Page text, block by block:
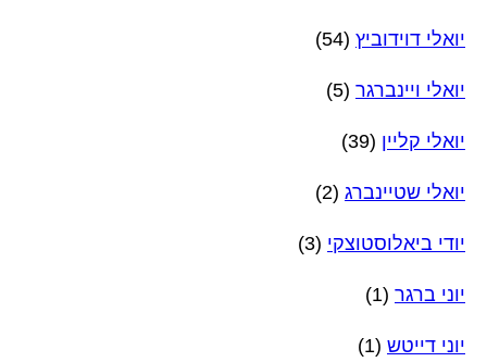
יואלי דוידוביץ (54)
יואלי ויינברגר (5)
יואלי קליין (39)
יואלי שטיינברג (2)
יודי ביאלוסטוצקי (3)
יוני ברגר (1)
יוני דייטש (1)